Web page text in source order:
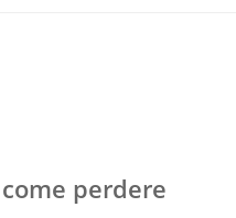
perdere